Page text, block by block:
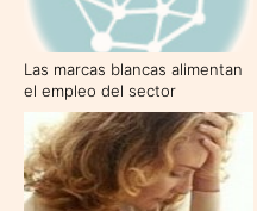
Las marcas blancas alimentan
el empleo del sector